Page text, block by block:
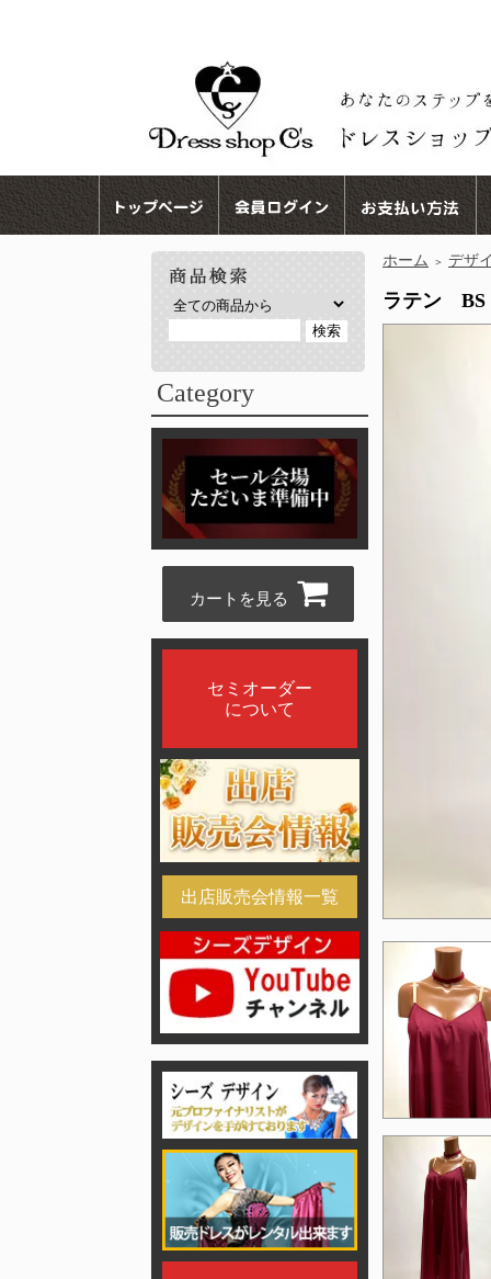
Category
カートを見る
セミオーダー
について
出店販売会情報一覧
ホーム ＞ デザ
ラテン BS